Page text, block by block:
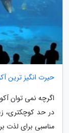
حیرت انگیز ترین
اگرچه نمی توان
در حد کوچکتری،
مناسبی برای لذت